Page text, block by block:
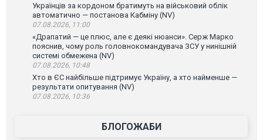
Українців за кордоном братимуть на військовий облік
автоматично — постанова Кабміну (NV)
07.08.2026, 11:00
«Драпатий — це плюс, але є деякі нюанси». Серж Марко
пояснив, чому роль головнокомандувача ЗСУ у нинішній
системі обмежена (NV)
07.08.2026, 10:48
Хто в ЄС найбільше підтримує Україну, а хто найменше —
результати опитування (NV)
07.08.2026, 10:36
БЛОГОЖАБИ